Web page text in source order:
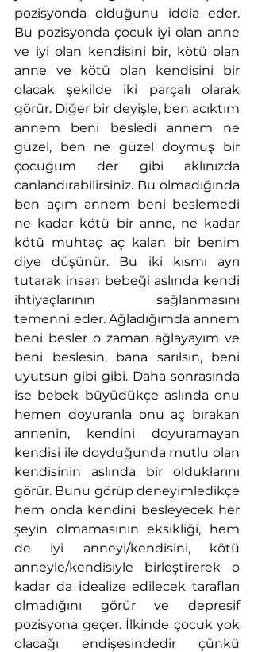
pozisyonda olduğunu iddia eder.
Bu pozisyonda çocuk iyi olan anne
ve iyi olan kendisini bir, kötü olan
anne ve kötü olan kendisini bir
olacak şekilde iki parçalı olarak
görür. Diğer bir deyişle, ben acıktım
annem beni besledi annem ne
güzel, ben ne güzel doymuş bir
çocuğum der gibi aklınızda
canlandırabilirsiniz. Bu olmadığında
ben açım annem beni beslemedi
ne kadar kötü bir anne, ne kadar
kötü muhtaç aç kalan bir benim
diye düşünür. Bu iki kısmı ayrı
tutarak insan bebeği aslında kendi
ihtiyaçlarının sağlanmasını
temenni eder. Ağladığımda annem
beni besler o zaman ağlayayım ve
beni beslesin, bana sarılsın, beni
uyutsun gibi gibi. Daha sonrasında
ise bebek büyüdükçe aslında onu
hemen doyuranla onu aç bırakan
annenin, kendini doyuramayan
kendisi ile doyduğunda mutlu olan
kendisinin aslında bir olduklarını
görür. Bunu görüp deneyimledikçe
hem onda kendini besleyecek her
şeyin olmamasının eksikliği, hem
de iyi anneyi/kendisini, kötü
anneyle/kendisiyle birleştirerek o
kadar da idealize edilecek tarafları
olmadığını görür ve depresif
pozisyona geçer. İlkinde çocuk yok
olacağı endişesindedir çünkü